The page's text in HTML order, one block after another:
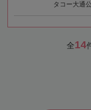
タコー大通
全14